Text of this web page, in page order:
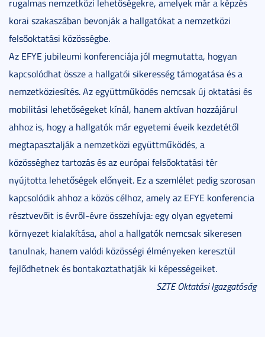
rugalmas nemzetközi lehetőségekre, amelyek már a képzés
korai szakaszában bevonják a hallgatókat a nemzetközi
felsőoktatási közösségbe.
Az EFYE jubileumi konferenciája jól megmutatta, hogyan
kapcsolódhat össze a hallgatói sikeresség támogatása és a
nemzetköziesítés. Az együttműködés nemcsak új oktatási és
mobilitási lehetőségeket kínál, hanem aktívan hozzájárul
ahhoz is, hogy a hallgatók már egyetemi éveik kezdetétől
megtapasztalják a nemzetközi együttműködés, a
közösséghez tartozás és az európai felsőoktatási tér
nyújtotta lehetőségek előnyeit. Ez a szemlélet pedig szorosan
kapcsolódik ahhoz a közös célhoz, amely az EFYE konferencia
résztvevőit is évről-évre összehívja: egy olyan egyetemi
környezet kialakítása, ahol a hallgatók nemcsak sikeresen
tanulnak, hanem valódi közösségi élményeken keresztül
fejlődhetnek és bontakoztathatják ki képességeiket.
SZTE Oktatási Igazgatóság